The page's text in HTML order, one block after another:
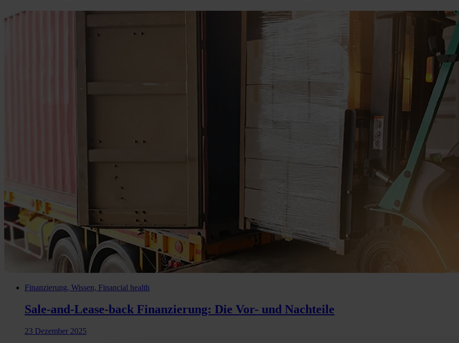
Finanzierung, Wissen, Financial health
Sale-and-Lease-back Finanzierung: Die Vor- und Nachteile
23 Dezember 2025